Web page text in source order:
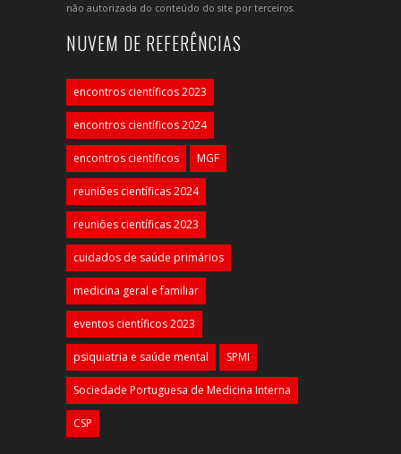
não autorizada do conteúdo do site por terceiros.
NUVEM DE REFERÊNCIAS
encontros científicos 2023
encontros científicos 2024
encontros científicos MGF
reuniões científicas 2024
reuniões científicas 2023
cuidados de saúde primários
medicina geral e familiar
eventos científicos 2023
psiquiatria e saúde mental SPMI
Sociedade Portuguesa de Medicina Interna
CSP